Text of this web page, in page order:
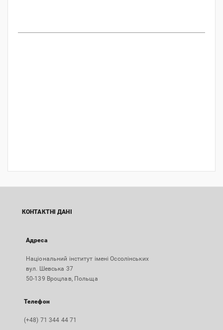
КОНТАКТНІ ДАНІ
Адреса
Національний інститут імені Оссолінських
вул. Шевська 37
50-139 Вроцлав, Польща
Телефон
(+48) 71 344 44 71